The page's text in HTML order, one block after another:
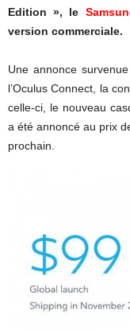
Edition », le
version commerciale.
Une annonce
l’Oculus Connect, la
celle-ci, le nouveau
a été annoncé au prix
prochain.